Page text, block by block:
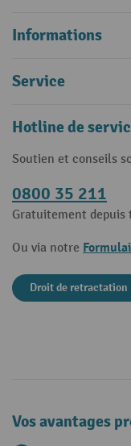
Informations
Service
Hotline de
Soutien et conseils
0800 35 211
Gratuitement depuis
Ou via notre
Droit de retractation
Vos avantages